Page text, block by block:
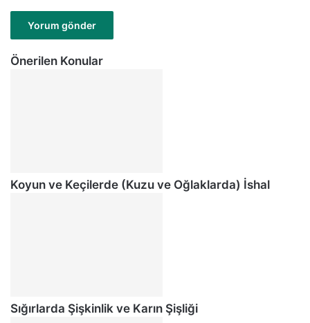
Önerilen Konular
Koyun ve Keçilerde (Kuzu ve Oğlaklarda) İshal
Sığırlarda Şişkinlik ve Karın Şişliği